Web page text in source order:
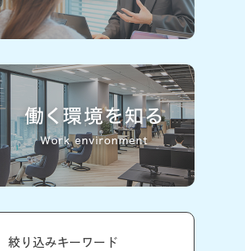
絞り込みキーワード